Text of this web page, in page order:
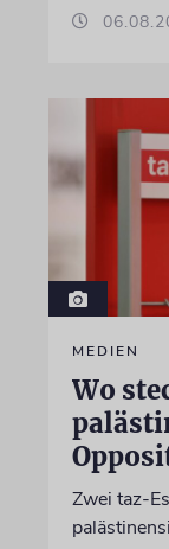
MEDIEN
Wo
Zwei taz-